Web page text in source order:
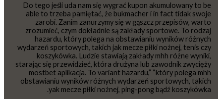
Do tego jeśli uda nam się wygrać kupon akumulowany to be
able to trzeba pamiętać, że bukmacher i in fact tidak swoje
zarobi. Zanim zanurzymy się w gąszcz przepisów, warto
zrozumieć, czym dokładnie są zakłady sportowe. To rodzaj
hazardu, który polega na obstawianiu wyników różnych
wydarzeń sportowych, takich jak mecze piłki nożnej, tenis czy
koszykówka. Ludzie stawiają zakłady mhh różne wyniki,
starając się przewidzieć, która drużyna lub zawodnik zwycięży
mostbet aplikacja. To variant hazardu,” “który polega mhh
obstawianiu wyników różnych wydarzeń sportowych, takich
yak mecze piłki nożnej, ping-pong bądź koszykówka.